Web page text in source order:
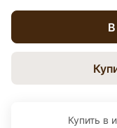
Купить в